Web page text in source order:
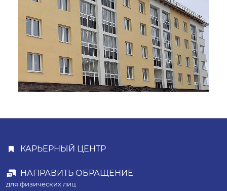
КАРЬЕРНЫЙ ЦЕНТР
НАПРАВИТЬ ОБРАЩЕНИЕ
для физических лиц